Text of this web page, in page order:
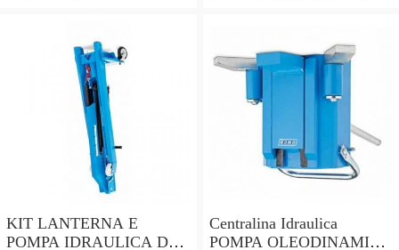
HONDA ecc
KIT LANTERNA E
POMPA IDRAULICA DA
Centralina Idraulica
POMPA OLEODINAMICA